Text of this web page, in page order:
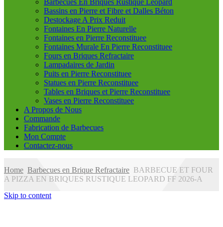
Barbecues En Briques Rustique Leopard
Bassins en Pierre et Fibre et Dalles Béton
Destockage A Prix Reduit
Fontaines En Pierre Naturelle
Fontaines en Pierre Reconstituee
Fontaines Murale En Pierre Reconstituee
Fours en Briques Refractaire
Lampadaires de Jardin
Puits en Pierre Reconstituee
Statues en Pierre Reconstituee
Tables en Briques et Pierre Reconstituee
Vases en Pierre Reconstituee
A Propos de Nous
Commande
Fabrication de Barbecues
Mon Compte
Contactez-nous
Home Barbecues en Brique Refractaire BARBECUE ET FOUR
A PIZZA EN BRIQUES RUSTIQUE LEOPARD FF 2026-A
Skip to content